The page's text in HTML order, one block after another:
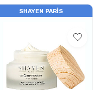
SHAYEN PARIS